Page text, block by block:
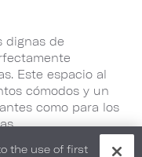
dignas de
Este espacio al
cómodos y un
como para los
the use of first